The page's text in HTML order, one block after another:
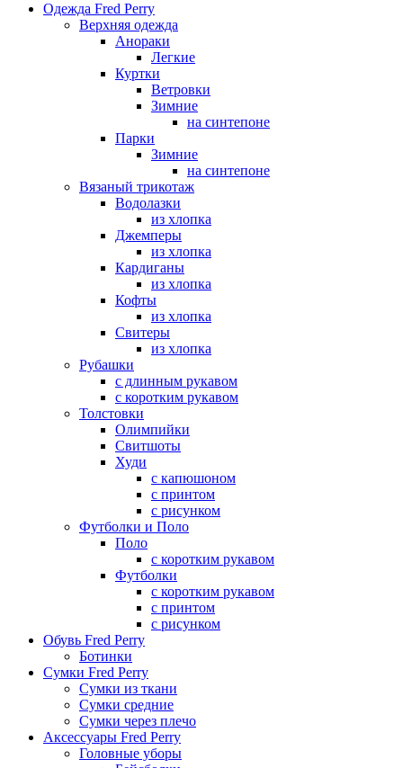
Одежда Fred Perry
Верхняя одежда
Анораки
Легкие
Куртки
Ветровки
Зимние
на синтепоне
Парки
Зимние
на синтепоне
Вязаный трикотаж
Водолазки
из хлопка
Джемперы
из хлопка
Кардиганы
из хлопка
Кофты
из хлопка
Свитеры
из хлопка
Рубашки
с длинным рукавом
с коротким рукавом
Толстовки
Олимпийки
Свитшоты
Худи
с капюшоном
с принтом
с рисунком
Футболки и Поло
Поло
с коротким рукавом
Футболки
с коротким рукавом
с принтом
с рисунком
Обувь Fred Perry
Ботинки
Сумки Fred Perry
Сумки из ткани
Сумки средние
Сумки через плечо
Аксессуары Fred Perry
Головные уборы